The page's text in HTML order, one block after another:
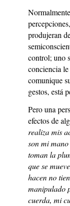
produjeran
control; uno
conciencia
comunique
gestos, está
Pero una
efectos de
realiza mis
son mi
toman la
que se
hacen no
manipulado
cuerda, mi